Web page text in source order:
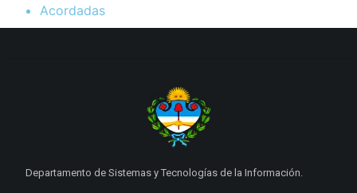
Acordadas
Departamento de Sistemas y Tecnologías de la Información.